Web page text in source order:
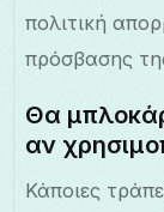
πολιτική
πρόσβασης
Θα
αν
Κάποιες